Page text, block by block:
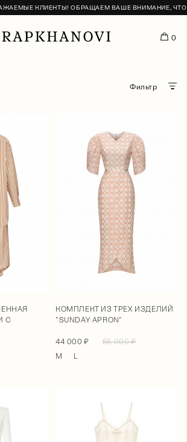
КЛИЕНТЫ! ОБРАЩАЕМ ВАШЕ ВНИМАНИЕ, ЧТО
0
Фильтр
С
КОМПЛЕКТ ИЗ ТРЕХ ИЗДЕЛИЙ
"SUNDAY APRON"
44 000 ₽
55 000 ₽
M
L